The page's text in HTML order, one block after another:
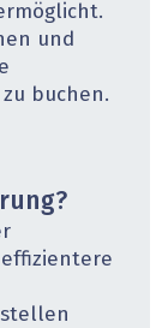
und
­buchen.